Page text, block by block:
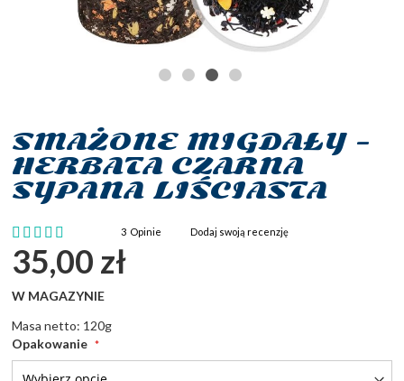
SMAŻONE MIGDAŁY -
HERBATA CZARNA
SYPANA LIŚCIASTA
Ocena:
100
% of100
3 Opinie Dodaj swoją recenzję
35,00 zł
W MAGAZYNIE
Masa netto: 120g
Opakowanie
Przejdź
na
początek
galerii